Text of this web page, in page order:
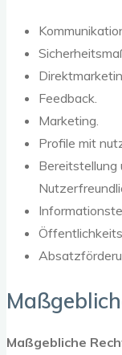
Feedback.
Marketing.
Profile mit
Bereitstellung
Maßgebliche